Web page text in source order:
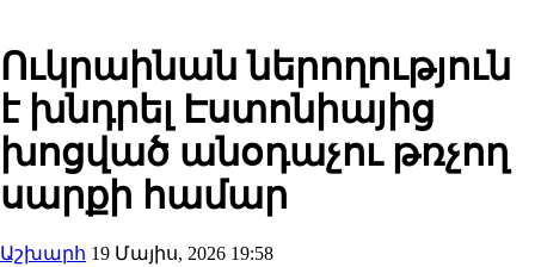
Ուկրաինան ներողություն
է խնդրել Էստոնիայից
խոցված անօդաչու թռչող
սարքի համար
Աշխարհ 19 Մայիս, 2026 19:58